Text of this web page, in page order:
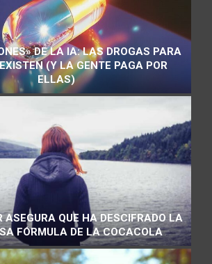
DE LA IA: LAS DROGAS PARA
(Y LA GENTE PAGA POR
ELLAS)
ASEGURA QUE HA DESCIFRADO LA
FÓRMULA DE LA COCACOLA